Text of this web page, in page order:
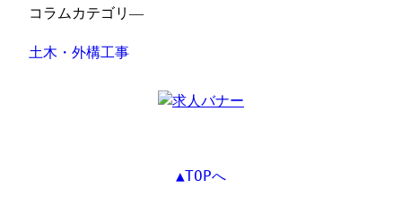
コラムカテゴリ―
土木・外構工事
▲TOPへ